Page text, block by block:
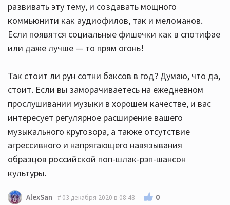
развивать эту тему, и создавать мощного
коммьюнити как аудиофилов, так и меломанов.
Если появятся социальные фишечки как в спотифае
или даже лучше — то прям огонь!
Так стоит ли рун сотни баксов в год? Думаю, что да,
стоит. Если вы заморачиваетесь на ежедневном
прослушивании музыки в хорошем качестве, и вас
интересует регулярное расширение вашего
музыкального кругозора, а также отсутствие
агрессивного и напрягающего навязывания
образцов российской поп-шлак-рэп-шансон
культуры.
AlexSan 03 декабря 2020 в 08:48 0